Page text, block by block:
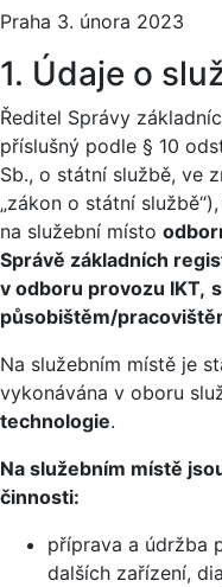
Praha 3. února 2023
1. Údaje o
Ředitel Správy
příslušný podle § 10
Sb., o státní službě, ve
„zákon o státní
na služební místo
Správě základních
v odboru provozu IKT,
působištěm/
Na služebním místě je
vykonávána v oboru
technologie.
Na služebním místě
činnosti:
příprava a údržba
dalších zařízení,